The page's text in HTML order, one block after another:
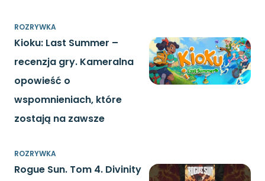
ROZRYWKA
Kioku: Last Summer –
recenzja gry. Kameralna
opowieść o
wspomnieniach, które
zostają na zawsze
ROZRYWKA
Rogue Sun. Tom 4. Divinity